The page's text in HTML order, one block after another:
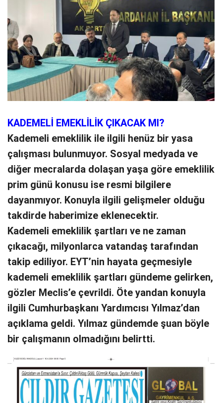
KADEMELİ EMEKLİLİK ÇIKACAK MI?
Kademeli emeklilik ile ilgili henüz bir yasa
çalışması bulunmuyor. Sosyal medyada ve
diğer mecralarda dolaşan yaşa göre emeklilik
prim günü konusu ise resmi bilgilere
dayanmıyor. Konuyla ilgili gelişmeler olduğu
takdirde haberimize eklenecektir.
Kademeli emeklilik şartları ve ne zaman
çıkacağı, milyonlarca vatandaş tarafından
takip ediliyor. EYT’nin hayata geçmesiyle
kademeli emeklilik şartları gündeme gelirken,
gözler Meclis’e çevrildi. Öte yandan konuyla
ilgili Cumhurbaşkanı Yardımcısı Yılmaz’dan
açıklama geldi. Yılmaz gündemde şuan böyle
bir çalışmanın olmadığını belirtti.